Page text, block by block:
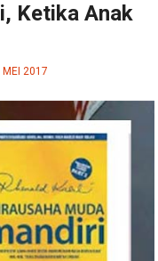
Ketika Anak
MEI 2017